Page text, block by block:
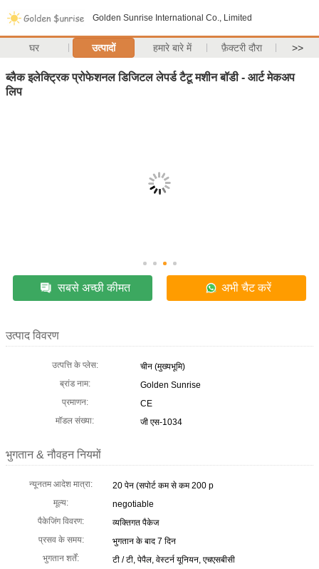
Golden Sunrise International Co., Limited
घर उत्पादों हमारे बारे में फ़ैक्टरी दौरा >>
ब्लैक इलेक्ट्रिक प्रोफेशनल डिजिटल लेपर्ड टैटू मशीन बॉडी - आर्ट मेकअप
लिप
सबसे अच्छी कीमत अभी चैट करें
उत्पाद विवरण
उत्पत्ति के प्लेस:
चीन (मुख्यभूमि)
ब्रांड नाम:
Golden Sunrise
प्रमाणन:
CE
मॉडल संख्या:
जी एस-1034
भुगतान & नौवहन नियमों
न्यूनतम आदेश मात्रा:
20 पेन (सपोर्ट कम से कम 200 p
मूल्य:
negotiable
पैकेजिंग विवरण:
व्यक्तिगत पैकेज
प्रसव के समय:
भुगतान के बाद 7 दिन
भुगतान शर्तें:
टी / टी, पेपैल, वेस्टर्न यूनियन, एचएसबीसी